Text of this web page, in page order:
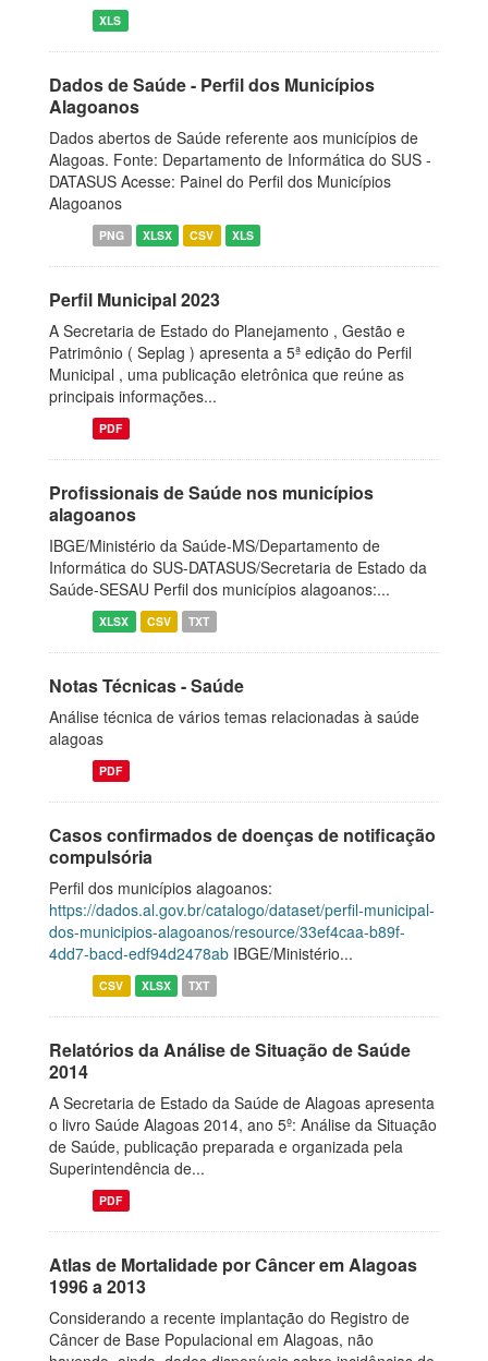
XLS
Dados de Saúde - Perfil dos Municípios
Alagoanos
Dados abertos de Saúde referente aos municípios de
Alagoas. Fonte: Departamento de Informática do SUS -
DATASUS Acesse: Painel do Perfil dos Municípios
Alagoanos
PNG XLSX CSV XLS
Perfil Municipal 2023
A Secretaria de Estado do Planejamento , Gestão e
Patrimônio ( Seplag ) apresenta a 5ª edição do Perfil
Municipal , uma publicação eletrônica que reúne as
principais informações...
PDF
Profissionais de Saúde nos municípios
alagoanos
IBGE/Ministério da Saúde-MS/Departamento de
Informática do SUS-DATASUS/Secretaria de Estado da
Saúde-SESAU Perfil dos municípios alagoanos:...
XLSX CSV TXT
Notas Técnicas - Saúde
Análise técnica de vários temas relacionadas à saúde
alagoas
PDF
Casos confirmados de doenças de notificação
compulsória
Perfil dos municípios alagoanos:
https://dados.al.gov.br/catalogo/dataset/perfil-municipal-
dos-municipios-alagoanos/resource/33ef4caa-b89f-
4dd7-bacd-edf94d2478ab IBGE/Ministério...
CSV XLSX TXT
Relatórios da Análise de Situação de Saúde
2014
A Secretaria de Estado da Saúde de Alagoas apresenta
o livro Saúde Alagoas 2014, ano 5º: Análise da Situação
de Saúde, publicação preparada e organizada pela
Superintendência de...
PDF
Atlas de Mortalidade por Câncer em Alagoas
1996 a 2013
Considerando a recente implantação do Registro de
Câncer de Base Populacional em Alagoas, não